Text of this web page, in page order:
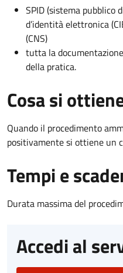
SPID (sistema pubblico
d’identità elettronica
(CNS)
tutta la
della pratica.
Cosa si
Quando il procedimento
positivamente si ottiene un
Tempi e
Durata massima del
Accedi al